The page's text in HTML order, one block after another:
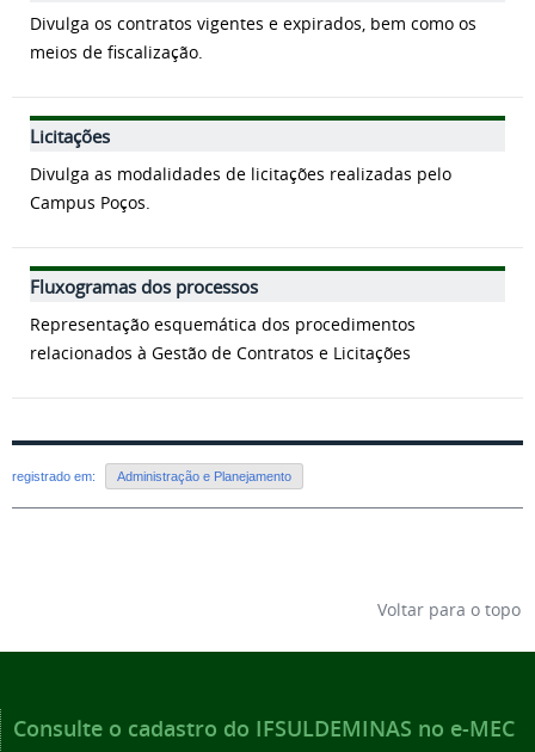
Divulga os contratos vigentes e expirados, bem como os
meios de fiscalização.
Licitações
Divulga as modalidades de licitações realizadas pelo
Campus Poços.
Fluxogramas dos processos
Representação esquemática dos procedimentos
relacionados à Gestão de Contratos e Licitações
registrado em: Administração e Planejamento
Voltar para o topo
Consulte o cadastro do IFSULDEMINAS no e-MEC